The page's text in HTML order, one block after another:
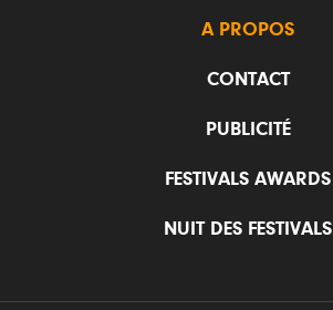
A PROPOS
CONTACT
PUBLICITÉ
FESTIVALS AWARDS
NUIT DES FESTIVALS